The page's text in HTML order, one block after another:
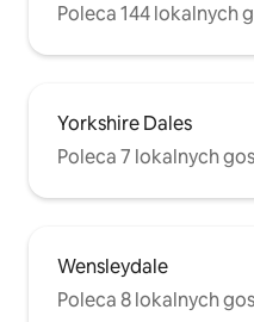
Poleca 144 lokalnych
Yorkshire Dales
Poleca 7 lokalnych
Wensleydale
Poleca 8 lokalnych